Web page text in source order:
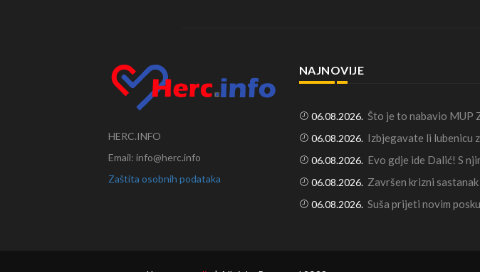
HERC.INFO
Email: info@herc.info
Zaštita osobnih podataka
NAJNOVIJE
06.08.2026. Što je to nabavio MUP
06.08.2026. Izbjegavate li lubenicu
06.08.2026. Evo gdje ide Dalić! S
06.08.2026. Završen krizni
06.08.2026. Suša prijeti novim